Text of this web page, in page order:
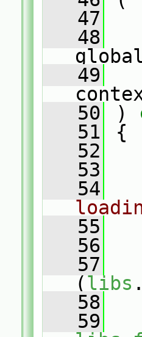
   47
   48
   49
   50
)
   51
{
   52
   53
   54
   55
   56
   57
(libs
   58
   59